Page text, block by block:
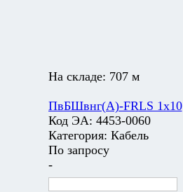
На складе: 707 м
ПвБШвнг(А)-FRLS 1х10
Код ЭА: 4453-0060
Категория: Кабель
По запросу
-